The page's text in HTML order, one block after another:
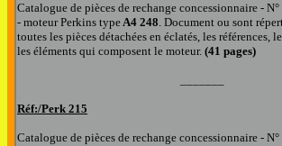
Catalogue de pièces de rechange concessionnaire -
- moteur Perkins typeA4 248. Document ou sont
toutes les pièces détachées en éclatés, les références,
les éléments qui composent le moteur. (41 pages)
Réf:/Perk 215
Catalogue de pièces de rechange concessionnaire -